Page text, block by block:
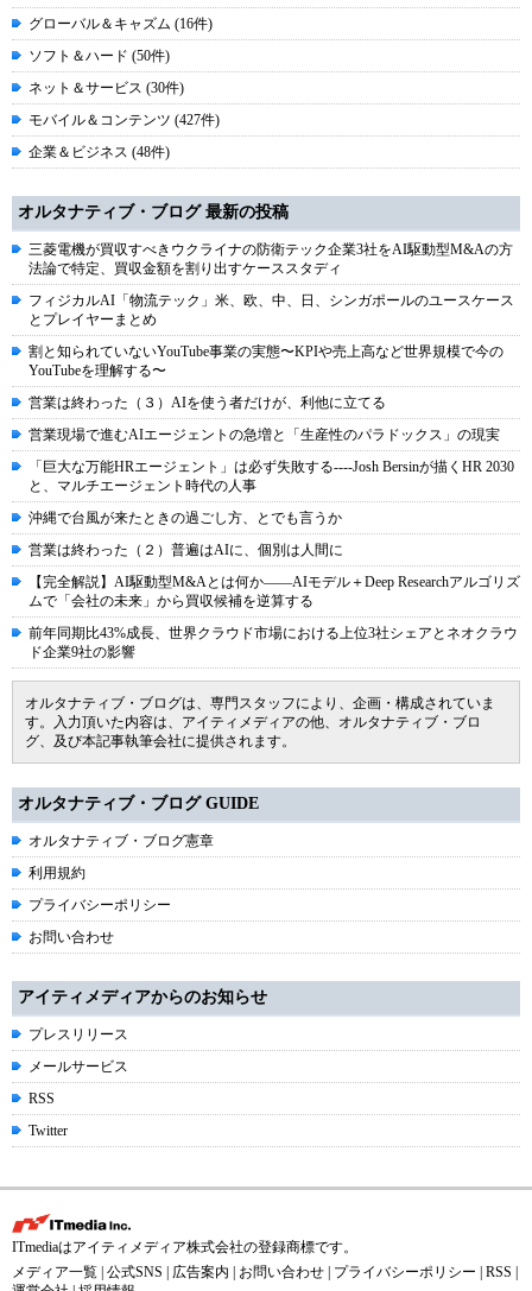
グローバル＆キャズム (16件)
ソフト＆ハード (50件)
ネット＆サービス (30件)
モバイル＆コンテンツ (427件)
企業＆ビジネス (48件)
オルタナティブ・ブログ 最新の投稿
三菱電機が買収すべきウクライナの防衛テック企業3社をAI駆動型M&Aの方
法論で特定、買収金額を割り出すケーススタディ
フィジカルAI「物流テック」米、欧、中、日、シンガポールのユースケース
とプレイヤーまとめ
割と知られていないYouTube事業の実態〜KPIや売上高など世界規模で今の
YouTubeを理解する〜
営業は終わった（３）AIを使う者だけが、利他に立てる
営業現場で進むAIエージェントの急増と「生産性のパラドックス」の現実
「巨大な万能HRエージェント」は必ず失敗する----Josh Bersinが描くHR 2030
と、マルチエージェント時代の人事
沖縄で台風が来たときの過ごし方、とでも言うか
営業は終わった（２）普遍はAIに、個別は人間に
【完全解説】AI駆動型M&Aとは何か――AIモデル＋Deep Researchアルゴリズ
ムで「会社の未来」から買収候補を逆算する
前年同期比43%成長、世界クラウド市場における上位3社シェアとネオクラウ
ド企業9社の影響
オルタナティブ・ブログは、専門スタッフにより、企画・構成されていま
す。入力頂いた内容は、アイティメディアの他、オルタナティブ・ブロ
グ、及び本記事執筆会社に提供されます。
オルタナティブ・ブログ GUIDE
オルタナティブ・ブログ憲章
利用規約
プライバシーポリシー
お問い合わせ
アイティメディアからのお知らせ
プレスリリース
メールサービス
RSS
Twitter
ITmediaはアイティメディア株式会社の登録商標です。
メディア一覧 公式SNS 広告案内 お問い合わせ プライバシーポリシー RSS